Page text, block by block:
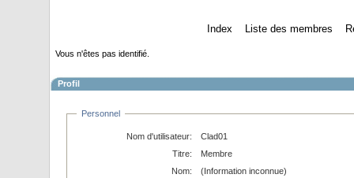
Index Liste des membres
Vous n'êtes pas identifié.
Profil
Personnel
Nom d'utilisateur:
Clad01
Titre:
Membre
Nom:
(Information inconnue)